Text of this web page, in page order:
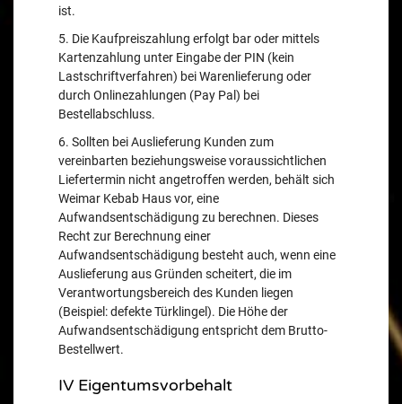
ist.
5. Die Kaufpreiszahlung erfolgt bar oder mittels
Kartenzahlung unter Eingabe der PIN (kein
Lastschriftverfahren) bei Warenlieferung oder
durch Onlinezahlungen (Pay Pal) bei
Bestellabschluss.
6. Sollten bei Auslieferung Kunden zum
vereinbarten beziehungsweise voraussichtlichen
Liefertermin nicht angetroffen werden, behält sich
Weimar Kebab Haus vor, eine
Aufwandsentschädigung zu berechnen. Dieses
Recht zur Berechnung einer
Aufwandsentschädigung besteht auch, wenn eine
Auslieferung aus Gründen scheitert, die im
Verantwortungsbereich des Kunden liegen
(Beispiel: defekte Türklingel). Die Höhe der
Aufwandsentschädigung entspricht dem Brutto-
Bestellwert.
IV Eigentumsvorbehalt